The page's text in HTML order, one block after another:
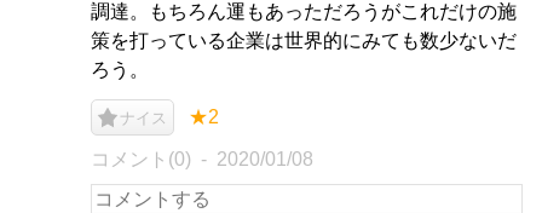
調達。もちろん運もあっただろうがこれだけの施
策を打っている企業は世界的にみても数少ないだ
ろう。
ナイス ★2
コメント(0) 2020/01/08